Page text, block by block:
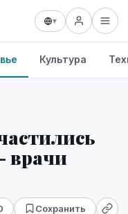
▾
Культура
врачи
Сохранить